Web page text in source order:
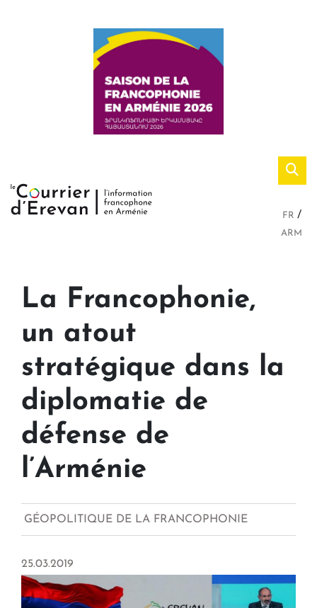
FR
ARM
La Francophonie,
un atout
stratégique dans la
diplomatie de
défense de
l’Arménie
GÉOPOLITIQUE DE LA FRANCOPHONIE
25.03.2019